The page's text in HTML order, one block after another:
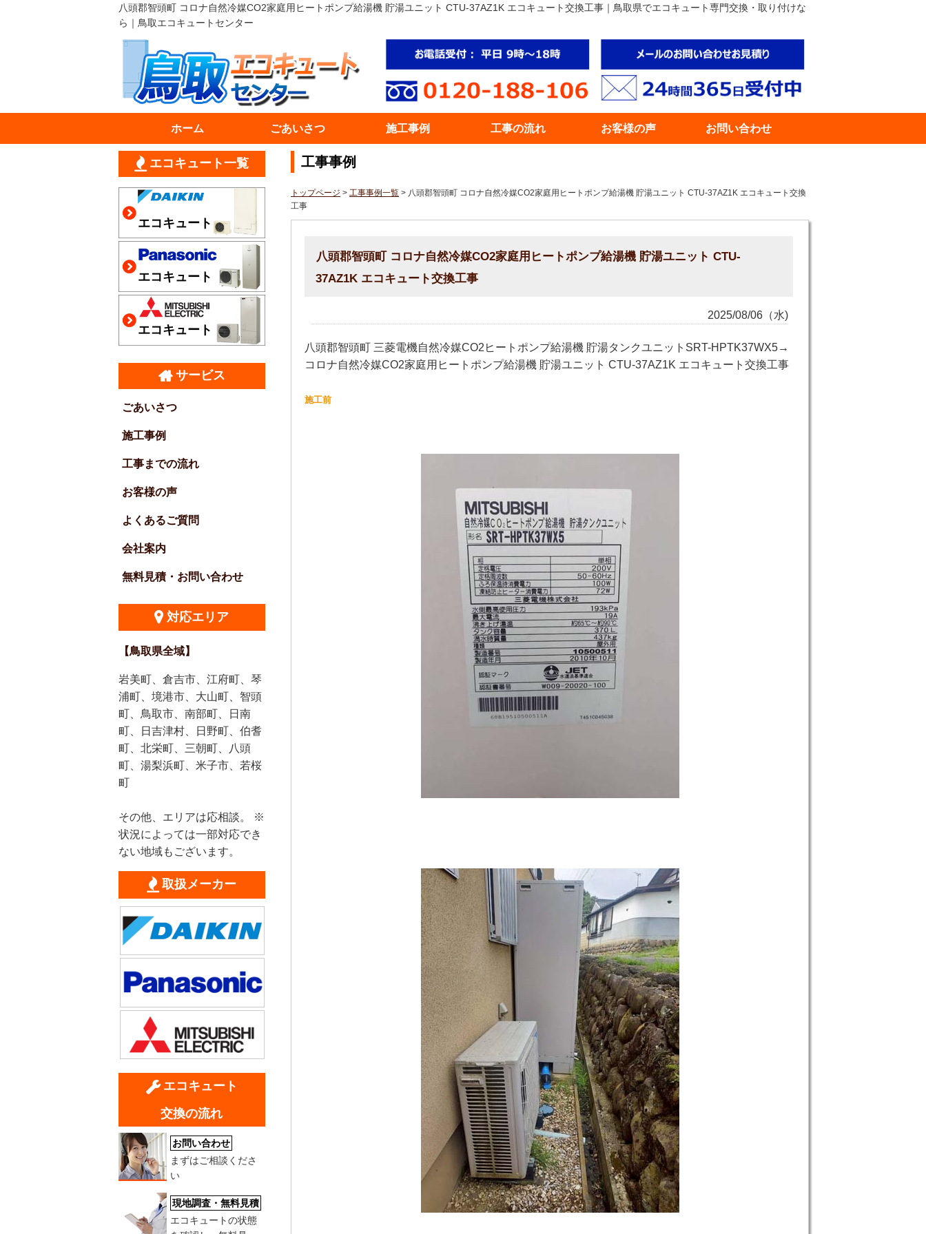
八頭郡智頭町 コロナ自然冷媒CO2家庭用ヒートポンプ給湯機 貯湯ユニット CTU-37AZ1K エコキュート交換工事｜鳥取県でエコキュート専門交換・取り付けな
ら｜鳥取エコキュートセンター
ホーム ごあいさつ 施工事例 工事の流れ お客様の声 お問い合わせ
工事事例
トップページ > 工事事例一覧 > 八頭郡智頭町 コロナ自然冷媒CO2家庭用ヒートポンプ給湯機 貯湯ユニット CTU-37AZ1K エコキュート交換
工事
八頭郡智頭町 コロナ自然冷媒CO2家庭用ヒートポンプ給湯機 貯湯ユニット CTU-
37AZ1K エコキュート交換工事
2025/08/06（水)
八頭郡智頭町 三菱電機自然冷媒CO2ヒートポンプ給湯機 貯湯タンクユニットSRT-HPTK37WX5→
コロナ自然冷媒CO2家庭用ヒートポンプ給湯機 貯湯ユニット CTU-37AZ1K エコキュート交換工事
施工前
エコキュート一覧
エコキュート
エコキュート
エコキュート
サービス
ごあいさつ
施工事例
工事までの流れ
お客様の声
よくあるご質問
会社案内
無料見積・お問い合わせ
対応エリア
【鳥取県全域】
岩美町、倉吉市、江府町、琴
浦町、境港市、大山町、智頭
町、鳥取市、南部町、日南
町、日吉津村、日野町、伯耆
町、北栄町、三朝町、八頭
町、湯梨浜町、米子市、若桜
町
その他、エリアは応相談。 ※
状況によっては一部対応でき
ない地域もございます。
取扱メーカー
エコキュート
交換の流れ
お問い合わせ
まずはご相談くださ
い
現地調査・無料見積
エコキュートの状態